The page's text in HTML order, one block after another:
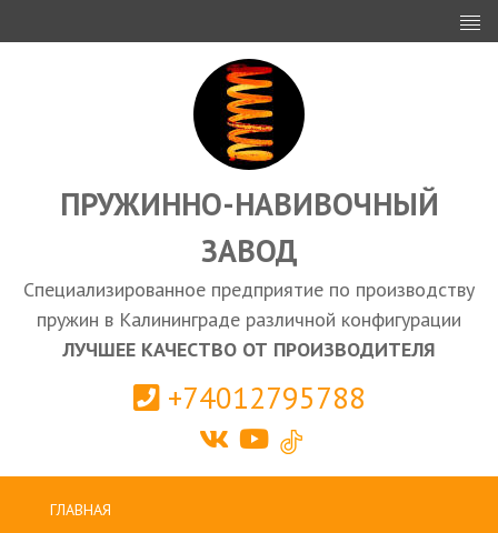
ИНВЕСТОРАМ
ПРОЕКТИРОВАНИЕ
ЭКСПОРТ
ЗАКУПКИ
КАЛЬКУЛЯТОР ПРУЖИН
Калининград
ПРУЖИННО-НАВИВОЧНЫЙ
ЗАВОД
Специализированное предприятие по производству
пружин в Калининграде различной конфигурации
ЛУЧШЕЕ КАЧЕСТВО ОТ ПРОИЗВОДИТЕЛЯ
+74012795788
ГЛАВНАЯ